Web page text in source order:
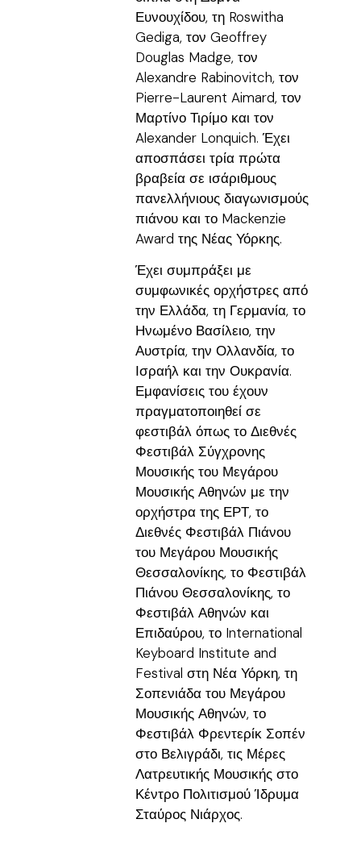
Ευνουχίδου, τη Roswitha
Gediga, τον Geoffrey
Douglas Madge, τον
Alexandre Rabinovitch, τον
Pierre-Laurent Aimard, τον
Μαρτίνο Τιρίμο και τον
Alexander Lonquich. Έχει
αποσπάσει τρία πρώτα
βραβεία σε ισάριθμους
πανελλήνιους διαγωνισμούς
πιάνου και το Mackenzie
Award της Νέας Υόρκης.
Έχει συμπράξει με
συμφωνικές ορχήστρες από
την Ελλάδα, τη Γερμανία, το
Ηνωμένο Βασίλειο, την
Αυστρία, την Ολλανδία, το
Ισραήλ και την Ουκρανία.
Εμφανίσεις του έχουν
πραγματοποιηθεί σε
φεστιβάλ όπως το Διεθνές
Φεστιβάλ Σύγχρονης
Μουσικής του Μεγάρου
Μουσικής Αθηνών με την
ορχήστρα της ΕΡΤ, το
Διεθνές Φεστιβάλ Πιάνου
του Μεγάρου Μουσικής
Θεσσαλονίκης, το Φεστιβάλ
Πιάνου Θεσσαλονίκης, το
Φεστιβάλ Αθηνών και
Επιδαύρου, το International
Keyboard Institute and
Festival στη Νέα Υόρκη, τη
Σοπενιάδα του Μεγάρου
Μουσικής Αθηνών, το
Φεστιβάλ Φρεντερίκ Σοπέν
στο Βελιγράδι, τις Μέρες
Λατρευτικής Μουσικής στο
Κέντρο Πολιτισμού Ίδρυμα
Σταύρος Νιάρχος.